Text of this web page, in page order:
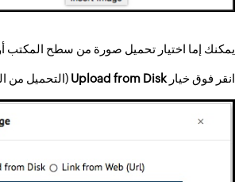
يمكنك إما اختيار تحميل صورة من سطح
انقر فوق خيارUpload from Disk (التحميل من